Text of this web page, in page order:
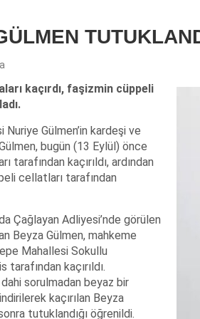
kaçırdı, faşizmin cüppeli
Nuriye Gülmen’in kardeşi ve
bugün (13 Eylül) önce
tarafından kaçırıldı, ardından
cellatları tarafından
Çağlayan Adliyesi’nde görülen
Beyza Gülmen, mahkeme
Mahallesi Sokullu
tarafından kaçırıldı.
sorulmadan beyaz bir
kaçırılan Beyza
tutuklandığı öğrenildi.